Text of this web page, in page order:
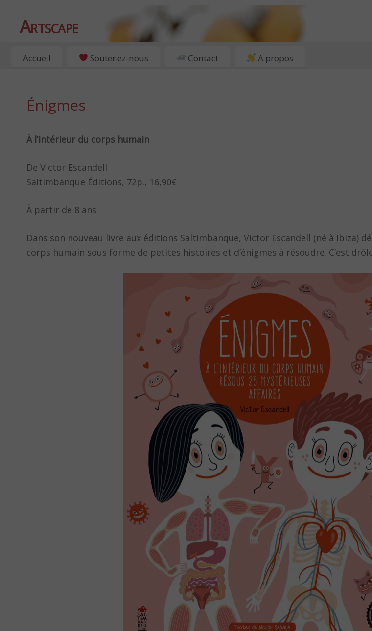
Artscape
EXPOSITIONS, ART ET CULTURE À PARIS
Accueil Soutenez-nous Contact A propos
Énigmes
À l’intérieur du corps humain
De Victor Escandell
Saltimbanque Éditions, 72p., 16,90€
À partir de 8 ans
Dans son nouveau livre aux éditions Saltimbanque, Victor Escandell (né à Ibiza)
corps humain sous forme de petites histoires et d’énigmes à résoudre. C’est